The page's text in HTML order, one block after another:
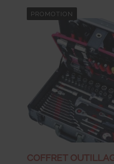
PROMOTION
COFFRET